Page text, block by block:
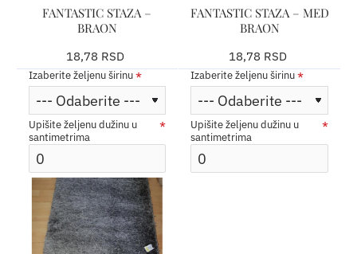
FANTASTIC STAZA –
BRAON
18,78 RSD
Izaberite željenu širinu
Upišite željenu dužinu u
santimetrima
FANTASTIC STAZA – MED
BRAON
18,78 RSD
Izaberite željenu širinu
Upišite željenu dužinu u
santimetrima